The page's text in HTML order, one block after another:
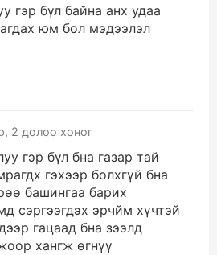
гэр бүл байна анх удаа
юм бол мэдээлэл
2 долоо хоног
гэр бүл бна газар тай
гэхээр болхгүй бна
башингаа барих
сэргээгдэх эрчйм хүчтэй
гацаад бна зээлд
хангж өгнүү